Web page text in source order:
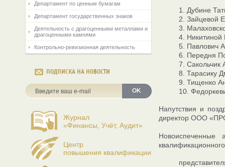
Департамент по ценным бумагам
Департамент государственных знаков
Деятельность с драгоценными металлами и
драгоценными камнями
Контрольно-ревизионная деятельность
ПОДПИСКА НА НОВОСТИ
OK
Журнал
«Финансы, Учёт, Аудит»
Центр
повышения квалификации
1. Дубине
2. Зайцевой
3.
4. Никитиной
5. Павлович
6. Передня
7. Сакольчик
8. Тарасику
9. Тищенко
10.
Напутствия и
директор ООО
Новоиспеченные